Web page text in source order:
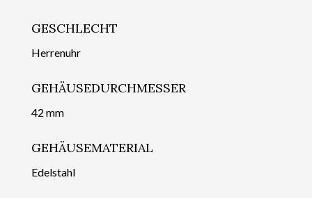
GESCHLECHT
Herrenuhr
GEHÄUSEDURCHMESSER
42 mm
GEHÄUSEMATERIAL
Edelstahl